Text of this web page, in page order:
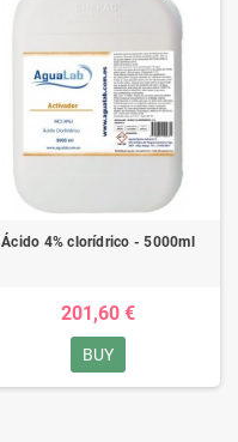
Ácido 4% clorídrico - 5000ml
201,60 €
BUY